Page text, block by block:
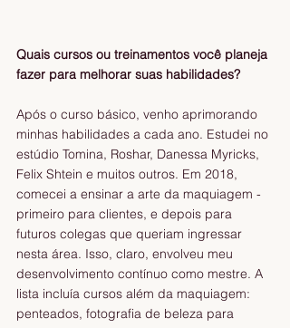
Quais cursos ou treinamentos você planeja
fazer para melhorar suas habilidades?
Após o curso básico, venho aprimorando
minhas habilidades a cada ano. Estudei no
estúdio Tomina, Roshar, Danessa Myricks,
Felix Shtein e muitos outros. Em 2018,
comecei a ensinar a arte da maquiagem -
primeiro para clientes, e depois para
futuros colegas que queriam ingressar
nesta área. Isso, claro, envolveu meu
desenvolvimento contínuo como mestre. A
lista incluía cursos além da maquiagem:
penteados, fotografia de beleza para